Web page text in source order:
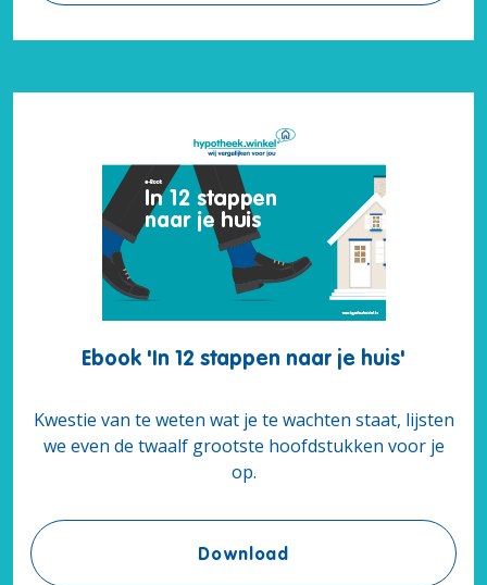
Ebook 'In 12 stappen naar je huis'
Kwestie van te weten wat je te wachten staat, lijsten
we even de twaalf grootste hoofdstukken voor je
op.
DownloadEbook 'In 12 stappen